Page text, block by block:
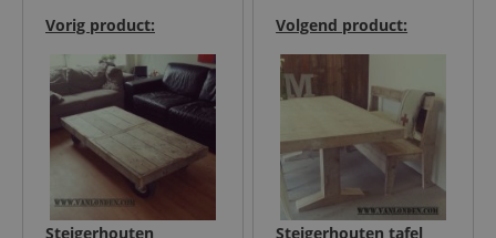
Volgend product:
Steigerhouten tafel
Vorig product:
Steigerhouten